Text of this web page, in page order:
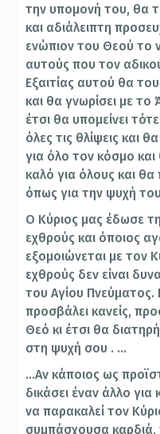
την υπομονή του, θα
και αδιάλειπτη
ενώπιον του Θεού το
αυτούς που τον
Εξαιτίας αυτού θα
και θα γνωρίσει με το
έτσι θα υπομείνει
όλες τις θλίψεις και
για όλο τον κόσμο
καλό για όλους και
όπως για την ψυχή
Ο Κύριος μας έδωσε
εχθρούς και όποιος
εξομοιώνεται με τον
εχθρούς δεν είναι
του Αγίου Πνεύματος.
προσβάλει κανείς,
Θεό κι έτσι θα
στη ψυχή σου . …
…Αν κάποιος ως
δικάσει έναν άλλο
να παρακαλεί τον
συμπάσχουσα καρδιά,